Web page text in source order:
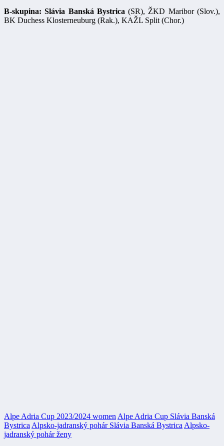
B-skupina: Slávia Banská Bystrica (SR), ŽKD Maribor (Slov.),
BK Duchess Klosterneuburg (Rak.), KAŽL Split (Chor.)
Alpe Adria Cup 2023/2024 women Alpe Adria Cup Slávia Banská
Bystrica Alpsko-jadranský pohár Slávia Banská Bystrica Alpsko-
jadranský pohár ženy